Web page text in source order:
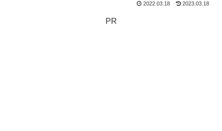
2022.03.18 2023.03.18
PR